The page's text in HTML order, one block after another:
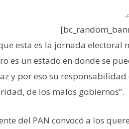
-
esta es la jornada electoral
es un estado en donde se
y por eso su
de los malos gobiernos”.
del PAN convocó a los